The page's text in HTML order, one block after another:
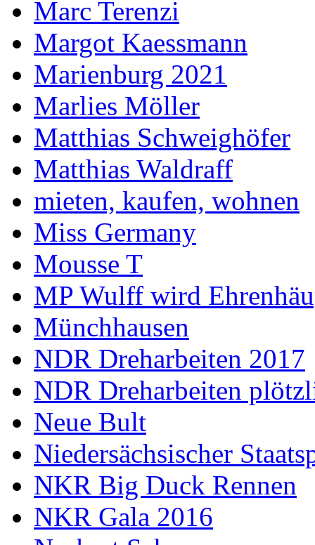
Marc Terenzi
Margot Kaessmann
Marienburg 2021
Marlies Möller
Matthias Schweighöfer
Matthias Waldraff
mieten, kaufen, wohnen
Miss Germany
Mousse T
MP Wulff wird
Münchhausen
NDR Dreharbeiten 2017
NDR Dreharbeiten
Neue Bult
Niedersächsischer
NKR Big Duck Rennen
NKR Gala 2016